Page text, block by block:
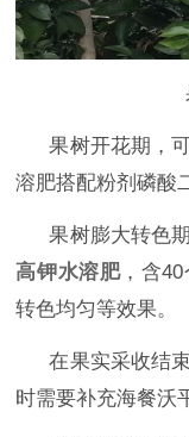
果树开花期，
溶肥搭配粉剂磷酸
果树膨大转色
高钾水溶肥， 含40
转色均匀等效果。
在果实采收结
时需要补充海餐沃